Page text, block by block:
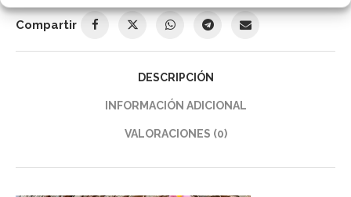
Compartir
DESCRIPCIÓN
INFORMACIÓN ADICIONAL
VALORACIONES (0)